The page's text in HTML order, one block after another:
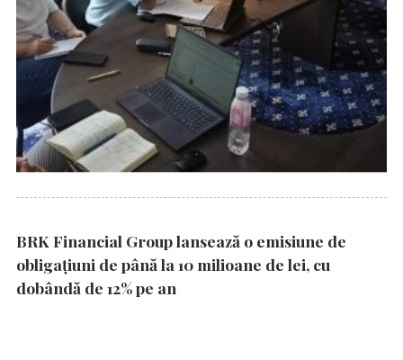
BRK Financial Group lansează o emisiune de
obligațiuni de până la 10 milioane de lei, cu
dobândă de 12% pe an